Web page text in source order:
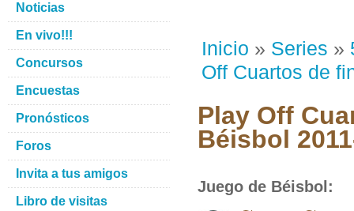
Inicio » Series »
Off Cuartos de
Play Off
Béisbol
Juego de Béisbol :
Noticias
En vivo!!!
Concursos
Encuestas
Pronósticos
Foros
Invita a tus amigos
Libro de visitas